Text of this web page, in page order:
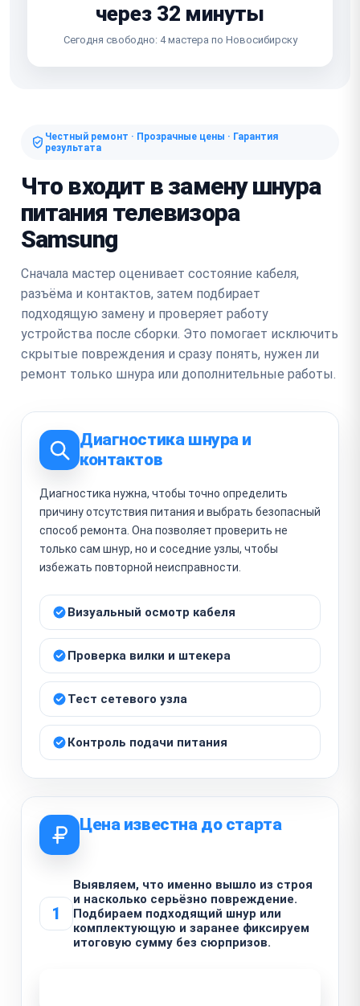
через 32 минуты
Сегодня свободно: 4 мастера по Новосибирску
Честный ремонт · Прозрачные цены · Гарантия
результата
Что входит в замену шнура
питания телевизора
Samsung
Сначала мастер оценивает состояние кабеля,
разъёма и контактов, затем подбирает
подходящую замену и проверяет работу
устройства после сборки. Это помогает исключить
скрытые повреждения и сразу понять, нужен ли
ремонт только шнура или дополнительные работы.
Диагностика шнура и
контактов
Диагностика нужна, чтобы точно определить
причину отсутствия питания и выбрать безопасный
способ ремонта. Она позволяет проверить не
только сам шнур, но и соседние узлы, чтобы
избежать повторной неисправности.
Визуальный осмотр кабеля
Проверка вилки и штекера
Тест сетевого узла
Контроль подачи питания
Цена известна до старта
1
Выявляем, что именно вышло из строя
и насколько серьёзно повреждение.
Подбираем подходящий шнур или
комплектующую и заранее фиксируем
итоговую сумму без сюрпризов.